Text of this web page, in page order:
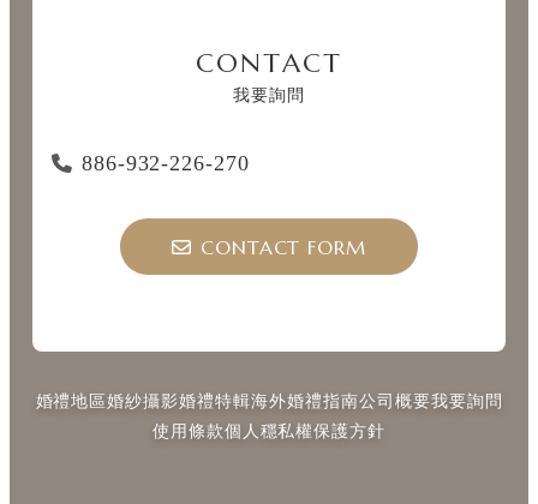
CONTACT
我要詢問
886-932-226-270
CONTACT FORM
婚禮地區婚紗攝影婚禮特輯海外婚禮指南公司概要我要詢問
使用條款個人穩私權保護方針